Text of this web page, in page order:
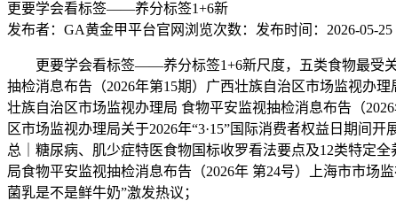
更要学会看标签——养分标签1+6新
发布者： GA黄金甲平台官网 浏览次数： 发布时间： 2026-05-25
更要学会看标签——养分标签1+6新尺度，五类食物最受关
抽检消息布告（2026年第15期）广西壮族自治区市场监视办
壮族自治区市场监视办理局 食物平安监视抽检消息布告（
区市场监视办理局关于2026年“3·15”国际消费者权益日期
总｜糖尿病、肌少症特医食物国标收罗看法要点及12类特定
局食物平安监视抽检消息布告（2026年 第24号）上海市市场
菌乳是不是鲜牛奶”激发热议；